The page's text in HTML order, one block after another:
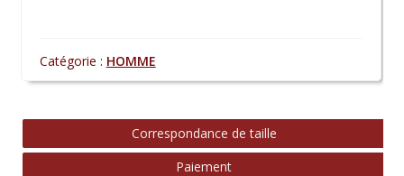
Catégorie : HOMME
Correspondance de taille
Paiement